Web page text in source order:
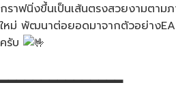
กราฟนิ่งขึ้นเป็นเส้นตรง​สวยงามตาม
ใหม่ พัฒนาต่อยอดมาจากตัวอย่าง​
ครับ​
▂▂▂▂▂▂▂▂▂▂▂▂▂▂▂